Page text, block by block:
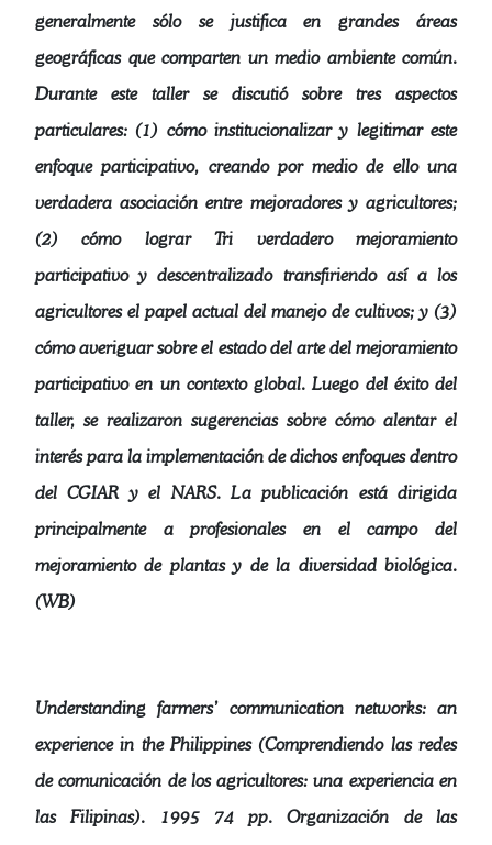
generalmente sólo se justifica en grandes áreas
geográficas que comparten un medio ambiente común.
Durante este taller se discutió sobre tres aspectos
particulares: (1) cómo institucionalizar y legitimar este
enfoque participativo, creando por medio de ello una
verdadera asociación entre mejoradores y agricultores;
(2) cómo lograr Tri verdadero mejoramiento
participativo y descentralizado transfiriendo así a los
agricultores el papel actual del manejo de cultivos; y (3)
cómo averiguar sobre el estado del arte del mejoramiento
participativo en un contexto global. Luego del éxito del
taller, se realizaron sugerencias sobre cómo alentar el
interés para la implementación de dichos enfoques dentro
del CGIAR y el NARS. La publicación está dirigida
principalmente a profesionales en el campo del
mejoramiento de plantas y de la diversidad biológica.
(WB)
Understanding farmers’ communication networks: an
experience in the Philippines (Comprendiendo las redes
de comunicación de los agricultores: una experiencia en
las Filipinas). 1995 74 pp. Organización de las